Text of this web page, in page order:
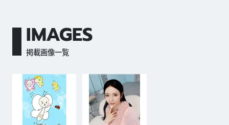
IMAGES
掲載画像一覧